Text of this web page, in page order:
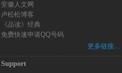
安徽人文网
卢松松博客
《品读》经典
免费快速申请QQ号码
更多链接…
Support